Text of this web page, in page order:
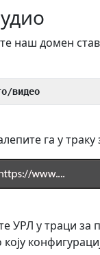
наш домен
видео
га у траку
УРЛ у траци за